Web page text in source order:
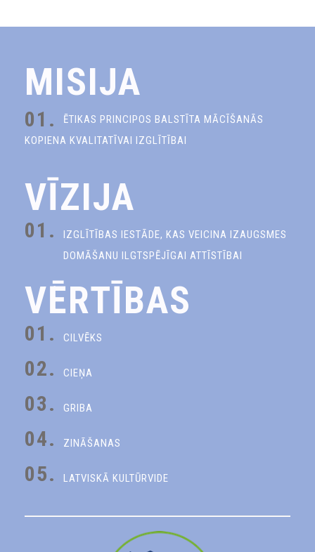
MISIJA
01.
ĒTIKAS PRINCIPOS BALSTĪTA MĀCĪŠANĀS
KOPIENA KVALITATĪVAI IZGLĪTĪBAI
VĪZIJA
01.
IZGLĪTĪBAS IESTĀDE, KAS VEICINA IZAUGSMES
DOMĀŠANU ILGTSPĒJĪGAI ATTĪSTĪBAI
VĒRTĪBAS
01. CILVĒKS
02. CIEŅA
03. GRIBA
04. ZINĀŠANAS
05. LATVISKĀ KULTŪRVIDE